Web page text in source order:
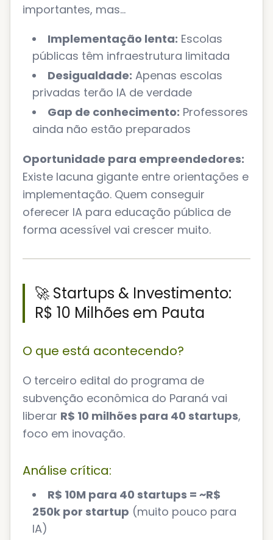
importantes, mas...
Implementação lenta: Escolas
públicas têm infraestrutura limitada
Desigualdade: Apenas escolas
privadas terão IA de verdade
Gap de conhecimento: Professores
ainda não estão preparados
Oportunidade para empreendedores:
Existe lacuna gigante entre orientações e
implementação. Quem conseguir
oferecer IA para educação pública de
forma acessível vai crescer muito.
🚀 Startups & Investimento:
R$ 10 Milhões em Pauta
O que está acontecendo?
O terceiro edital do programa de
subvenção econômica do Paraná vai
liberar R$ 10 milhões para 40 startups,
foco em inovação.
Análise crítica:
R$ 10M para 40 startups = ~R$
250k por startup (muito pouco para
IA)